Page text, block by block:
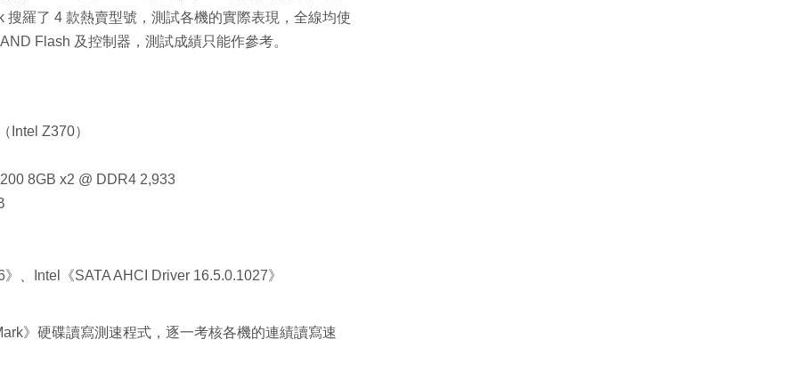
羅了 4 款熱賣型號，測試各機的實際表現，全線均使
Flash 及控制器，測試成績只能作參考。
Intel Z370）
8GB x2 @ DDR4 2,933
、Intel《SATA AHCI Driver 16.5.0.1027》
》硬碟讀寫測速程式，逐一考核各機的連績讀寫速